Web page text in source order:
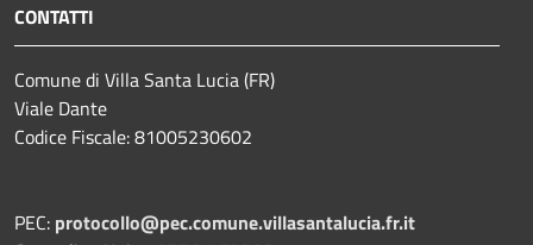
CONTATTI
Comune di Villa Santa Lucia (FR)
Viale Dante
Codice Fiscale: 81005230602
PEC: protocollo@pec.comune.villasantalucia.fr.it